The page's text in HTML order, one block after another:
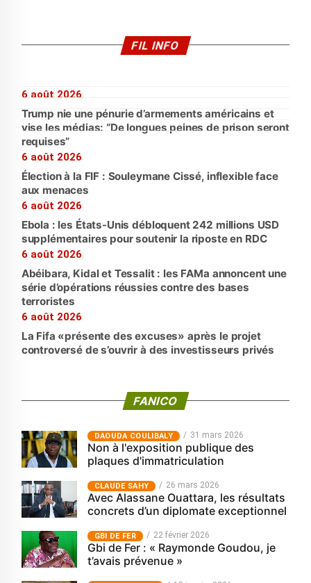
FIL INFO
6 août 2026
Trump nie une pénurie d’armements américains et
vise les médias: “De longues peines de prison seront
requises”
6 août 2026
Élection à la FIF : Souleymane Cissé, inflexible face
aux menaces
6 août 2026
Ebola : les États-Unis débloquent 242 millions USD
supplémentaires pour soutenir la riposte en RDC
6 août 2026
Abéibara, Kidal et Tessalit : les FAMa annoncent une
série d’opérations réussies contre des bases
terroristes
6 août 2026
La Fifa «présente des excuses» après le projet
controversé de s’ouvrir à des investisseurs privés
FANICO
‎DAOUDA COULIBALY 31 mars 2026
Non à l'exposition publique des
plaques d'immatriculation
CLAUDE SAHY 26 mars 2026
Avec Alassane Ouattara, les résultats
concrets d’un diplomate exceptionnel
GBI DE FER 22 février 2026
Gbi de Fer : « Raymonde Goudou, je
t’avais prévenue »